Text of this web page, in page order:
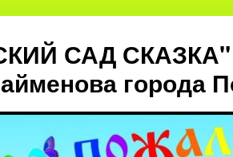
САД СКАЗКА"
города